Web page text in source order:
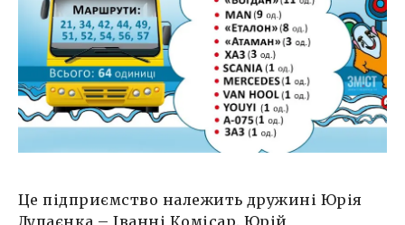
Це підприємство належить дружині Юрія